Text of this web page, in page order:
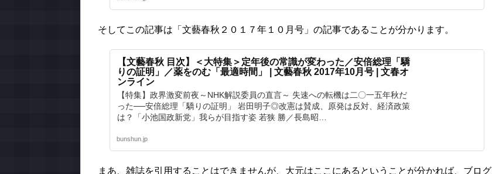
そしてこの記事は「文藝春秋２０１７年１０月号」の記事であることが分かります。
【文藝春秋 目次】＜大特集＞定年後の常識が変わった／安倍総理「驕
りの証明」／薬をのむ「最適時間」 | 文藝春秋 2017年10月号 | 文春オ
ンライン
【特集】政界激変前夜～NHK解説委員の直言～ 失速への転機は二〇一五年秋だ
った──安倍総理「驕りの証明」 岩田明子◎改憲は賛成、原発は反対、経済政策
は？「小池国政新党」我らが目指す姿 若狭 勝／長島昭…
bunshun.jp
まあ、雑誌を引用することはできませんが、大元はここにあるということが分かれば、ブログ